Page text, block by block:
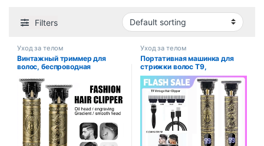
Filters
Уход за телом
Винтажный триммер для
волос, беспроводная
стрижки волос, портативная
бритва для парикмахера,
машинка для стрижки волос с
быстрой зарядкой через USB
для парикмахерской
Уход за телом
Портативная машинка для
стрижки волос T9,
винтажный триммер для
волос, бритва с быстрой
зарядкой через USB,
парикмахерская,
беспроводная машинка для
стрижки волос для мужчин,
барбе